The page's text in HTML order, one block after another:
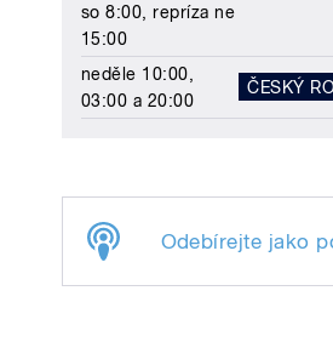
so 8:00, repríza ne
15:00
neděle 10:00,
03:00 a 20:00
ČESKÝ
Odebírejte jako